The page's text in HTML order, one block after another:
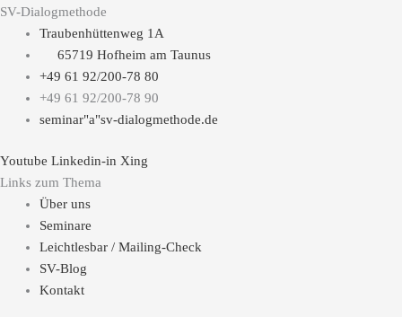
SV-Dialogmethode
Traubenhüttenweg 1A
65719 Hofheim am Taunus
+49 61 92/200-78 80
+49 61 92/200-78 90
seminar"a"sv-dialogmethode.de
Youtube Linkedin-in Xing
Links zum Thema
Über uns
Seminare
Leichtlesbar / Mailing-Check
SV-Blog
Kontakt